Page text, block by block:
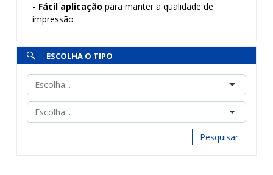
- Fácil aplicação para manter a qualidade de
impressão
ESCOLHA O TIPO
Pesquisar